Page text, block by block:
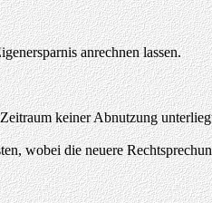
anrechnen lassen.
keiner Abnutzung
wobei die neuere